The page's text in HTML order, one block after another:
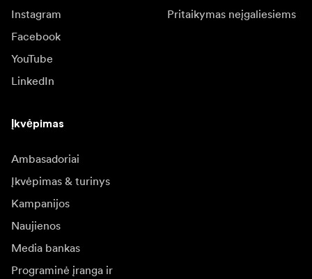
Instagram
Facebook
YouTube
LinkedIn
Pritaikymas neįgaliesiems
Įkvėpimas
Ambasadoriai
Įkvėpimas & turinys
Kampanijos
Naujienos
Media bankas
Programinė įranga ir